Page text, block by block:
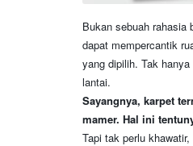
Bukan sebuah rahasia
dapat mempercantik
yang dipilih. Tak
lantai.
Sayangnya, karpet
mamer. Hal ini
Tapi tak perlu